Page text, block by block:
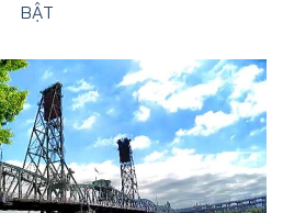
BẬT